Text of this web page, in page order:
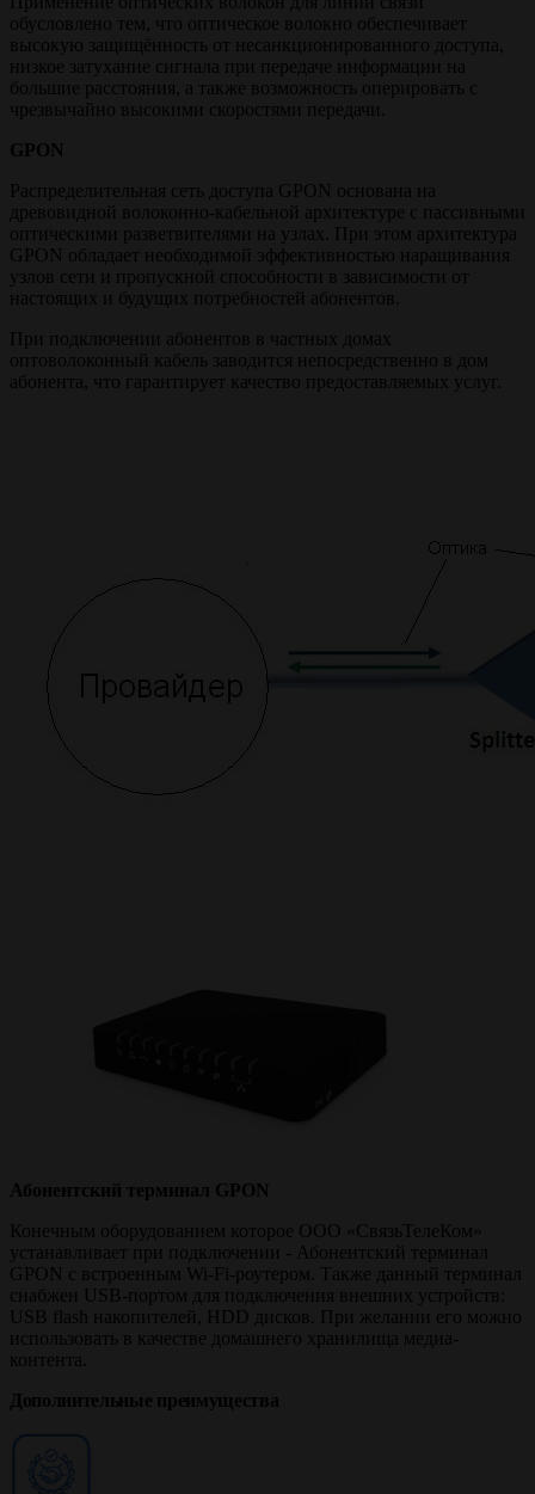
обусловлено тем, что оптическое волокно обеспечивает
высокую защищённость от несанкционированного доступа,
низкое затухание сигнала при передаче информации на
большие расстояния, а также возможность оперировать с
чрезвычайно высокими скоростями передачи.
GPON
Распределительная сеть доступа GPON основана на
древовидной волоконно-кабельной архитектуре с пассивными
оптическими разветвителями на узлах. При этом архитектура
GPON обладает необходимой эффективностью наращивания
узлов сети и пропускной способности в зависимости от
настоящих и будущих потребностей абонентов.
При подключении абонентов в частных домах
оптоволоконный кабель заводится непосредственно в дом
абонента, что гарантирует качество предоставляемых услуг.
Абонентский терминал GPON
Конечным оборудованием которое ООО «СвязьТелеКом»
устанавливает при подключении - Абонентский терминал
GPON с встроенным Wi-Fi-роутером. Также данный терминал
снабжен USB-портом для подключения внешних устройств:
USB flash накопителей, HDD дисков. При желании его можно
использовать в качестве домашнего хранилища медиа-
контента.
Дополнительные преимущества